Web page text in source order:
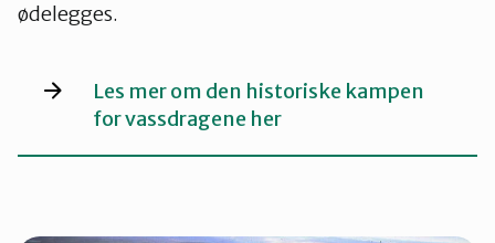
ødelegges.
Les mer om den historiske kampen
for vassdragene her